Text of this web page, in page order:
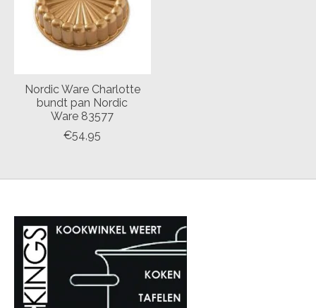
Nordic Ware Charlotte
bundt pan Nordic
Ware 83577
€54,95